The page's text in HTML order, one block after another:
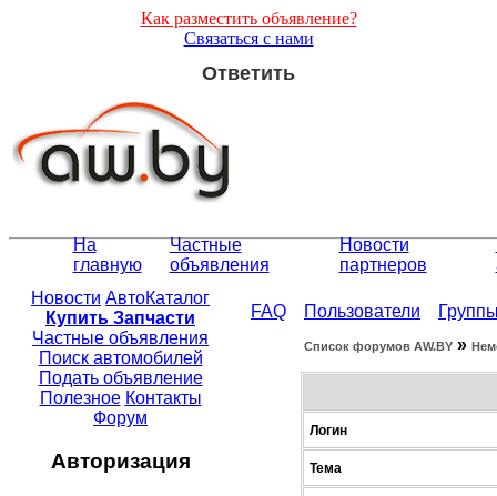
Как разместить объявление?
Связаться с нами
Ответить
На
главную
Частные
объявления
Новости
партнеров
Новости АвтоКаталог
Купить Запчасти
Частные объявления
Поиск автомобилей
Подать объявление
Полезное Контакты
Форум
Авторизация
FAQ Пользователи
Список форумов АW.BY »
Логин
Тема